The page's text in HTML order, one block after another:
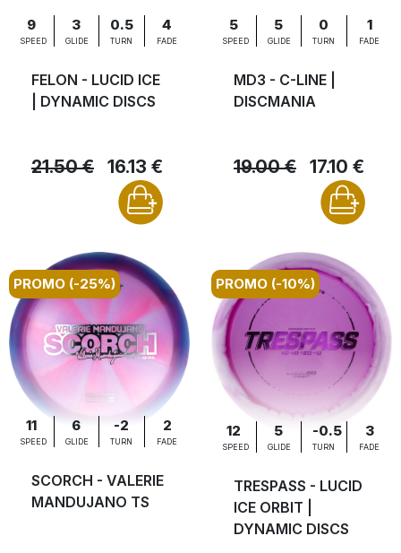
9
SPEED
3
GLIDE
0.5
TURN
4
FADE
FELON - LUCID ICE
| DYNAMIC DISCS
21.50 € 16.13 €
5
SPEED
5
GLIDE
0
TURN
1
FADE
MD3 - C-LINE |
DISCMANIA
19.00 € 17.10 €
PROMO (-25%)
11
SPEED
6
GLIDE
-2
TURN
2
FADE
SCORCH - VALERIE
MANDUJANO TS
PROMO (-10%)
12
SPEED
5
GLIDE
-0.5
TURN
3
FADE
TRESPASS - LUCID
ICE ORBIT |
DYNAMIC DISCS